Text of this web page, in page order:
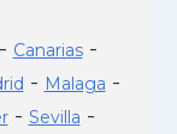
- Canarias-
- Malaga -
- Sevilla -